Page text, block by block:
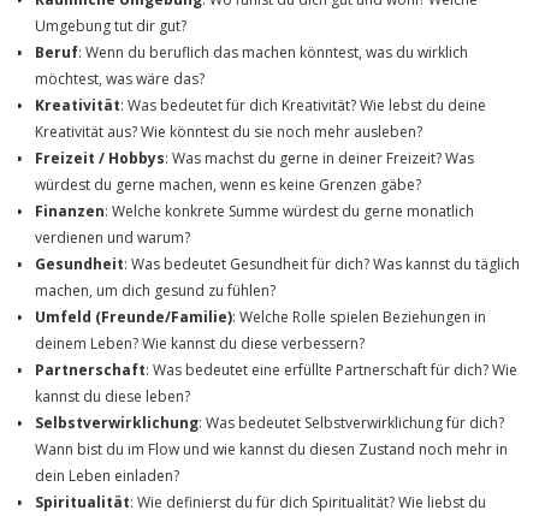
Umgebung tut dir gut?
Beruf: Wenn du beruflich das machen könntest, was du wirklich
möchtest, was wäre das?
Kreativität: Was bedeutet für dich Kreativität? Wie lebst du deine
Kreativität aus? Wie könntest du sie noch mehr ausleben?
Freizeit / Hobbys: Was machst du gerne in deiner Freizeit? Was
würdest du gerne machen, wenn es keine Grenzen gäbe?
Finanzen: Welche konkrete Summe würdest du gerne monatlich
verdienen und warum?
Gesundheit: Was bedeutet Gesundheit für dich? Was kannst du täglich
machen, um dich gesund zu fühlen?
Umfeld (Freunde/Familie): Welche Rolle spielen Beziehungen in
deinem Leben? Wie kannst du diese verbessern?
Partnerschaft: Was bedeutet eine erfüllte Partnerschaft für dich? Wie
kannst du diese leben?
Selbstverwirklichung: Was bedeutet Selbstverwirklichung für dich?
Wann bist du im Flow und wie kannst du diesen Zustand noch mehr in
dein Leben einladen?
Spiritualität: Wie definierst du für dich Spiritualität? Wie liebst du